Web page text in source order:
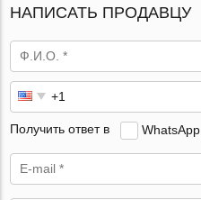
НАПИСАТЬ ПРОДАВЦУ
Получить ответ в WhatsApp